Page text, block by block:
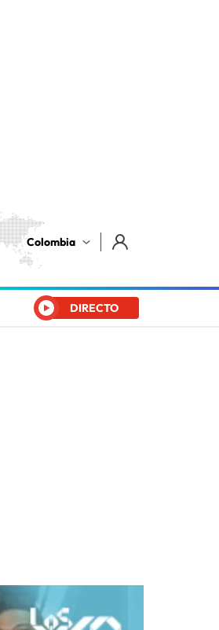
Colombia
DIRECTO